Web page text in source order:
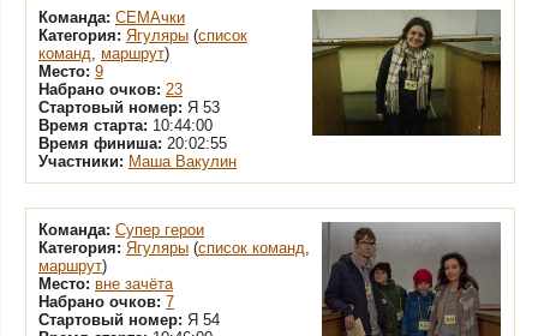
Команда: СЕМАчки
Категория: Ягуляры (список
команд, маршрут)
Место: 9
Набрано очков: 23
Стартовый номер: Я 53
Время старта: 10:44:00
Время финиша: 20:02:55
Участники: Маша Вакулин
Команда: Супер герои
Категория: Ягуляры (список команд,
маршрут)
Место: вне зачёта
Набрано очков: 7
Стартовый номер: Я 54